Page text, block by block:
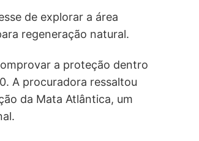
de explorar a área
regeneração natural.
a proteção dentro
A procuradora ressaltou
da Mata Atlântica, um